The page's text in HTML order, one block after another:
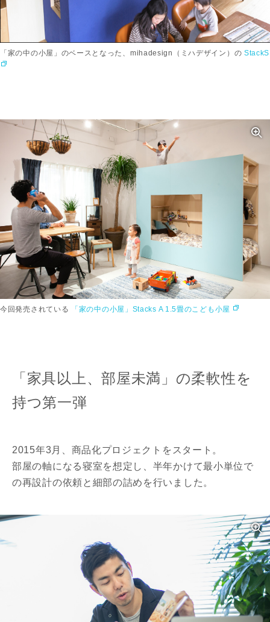
「家の中の小屋」のベースとなった、mihadesign（ミハデザイン）の StackS
今回発売されている 「家の中の小屋」Stacks A 1.5畳のこども小屋
「家具以上、部屋未満」の柔軟性を
持つ第一弾
2015年3月、商品化プロジェクトをスタート。
部屋の軸になる寝室を想定し、半年かけて最小単位で
の再設計の依頼と細部の詰めを行いました。